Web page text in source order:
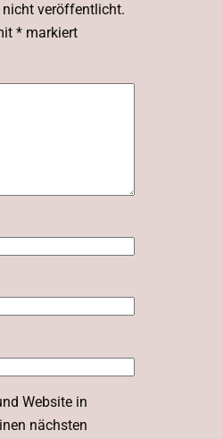
nicht veröffentlicht.
* markiert
Website in
nächsten